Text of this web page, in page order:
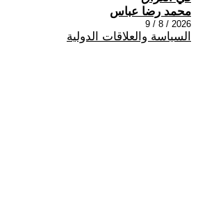
محمد رضا عباس
2026 / 8 / 9
السياسة والعلاقات الدولية